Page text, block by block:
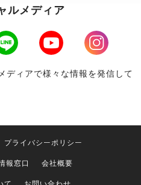
ルメディア
Youtube
Instagram
ディアで様々な情報を発信して
プライバシーポリシー
報窓口
会社概要